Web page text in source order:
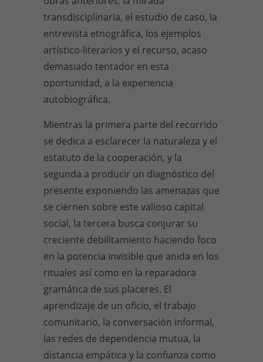
transdisciplinaria, el estudio de caso, la
entrevista etnográfica, los ejemplos
artístico-literarios y el recurso, acaso
demasiado tentador en esta
oportunidad, a la experiencia
autobiográfica.
Mientras la primera parte del recorrido
se dedica a esclarecer la naturaleza y el
estatuto de la cooperación, y la
segunda a producir un diagnóstico del
presente exponiendo las amenazas que
se ciernen sobre este valioso capital
social, la tercera busca conjurar su
creciente debilitamiento haciendo foco
en la potencia invisible que anida en los
rituales así como en la reparadora
gramática de sus placeres. El
aprendizaje de un oficio, el trabajo
comunitario, la conversación informal,
las redes de dependencia mutua, la
distancia empática y la confianza como